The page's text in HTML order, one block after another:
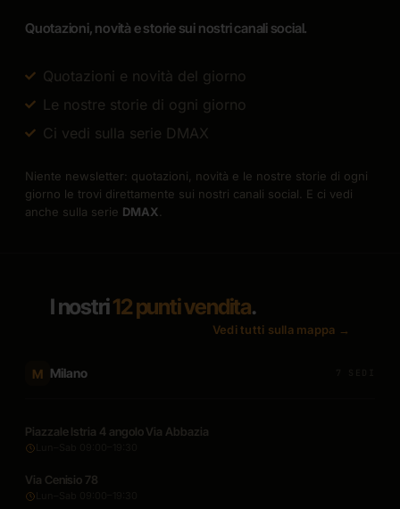
Quotazioni, novità e storie sui nostri canali social.
Quotazioni e novità del giorno
Le nostre storie di ogni giorno
Ci vedi sulla serie DMAX
Niente newsletter: quotazioni, novità e le nostre storie di ogni
giorno le trovi direttamente sui nostri canali social. E ci vedi
anche sulla serie DMAX.
I nostri12 punti vendita.
Vedi tutti sulla mappa →
M Milano
Piazzale Istria 4 angolo Via Abbazia
Via Cenisio 78